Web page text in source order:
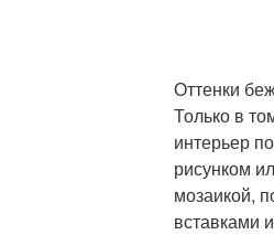
Оттенки
Только в
интерьер
рисунком
мозаикой,
вставками